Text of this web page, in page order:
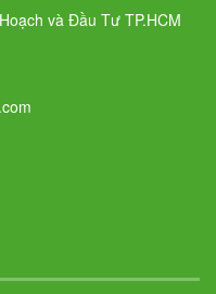
và Đầu Tư TP.HCM